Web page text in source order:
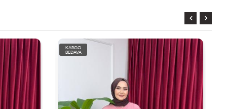
KARGO
BEDAVA